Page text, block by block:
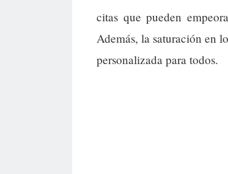
citas que pueden
Además, la saturación en
personalizada para todos.